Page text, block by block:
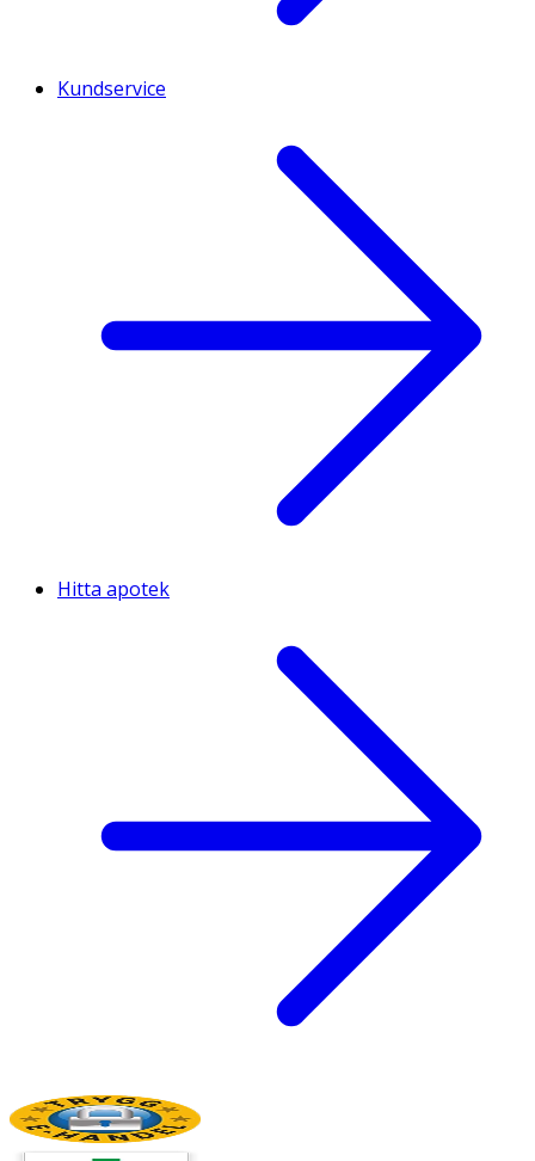
Kundservice
Hitta apotek